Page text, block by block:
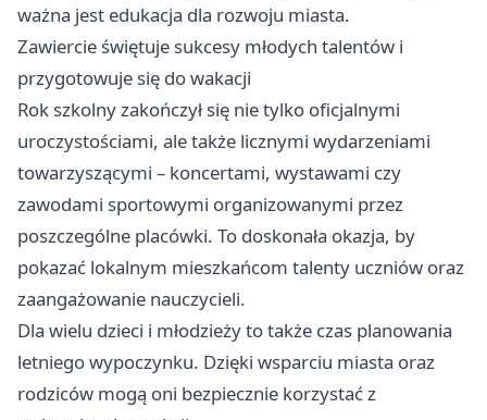
ważna jest edukacja dla rozwoju miasta.
Zawiercie świętuje sukcesy młodych talentów i
przygotowuje się do wakacji
Rok szkolny zakończył się nie tylko oficjalnymi
uroczystościami, ale także licznymi wydarzeniami
towarzyszącymi – koncertami, wystawami czy
zawodami sportowymi organizowanymi przez
poszczególne placówki. To doskonała okazja, by
pokazać lokalnym mieszkańcom talenty uczniów oraz
zaangażowanie nauczycieli.
Dla wielu dzieci i młodzieży to także czas planowania
letniego wypoczynku. Dzięki wsparciu miasta oraz
rodziców mogą oni bezpiecznie korzystać z